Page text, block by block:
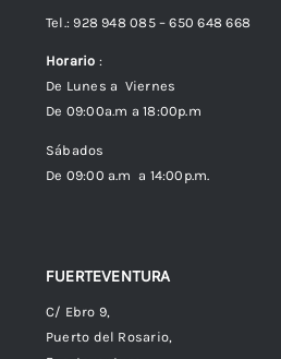
Tel.: 928 948 085 – 650 648 668
Horario :
De Lunes a Viernes
De 09:00a.m a 18:00p.m
Sábados
De 09:00 a.m a 14:00p.m.
FUERTEVENTURA
C/ Ebro 9,
Puerto del Rosario,
Política de Privacidad